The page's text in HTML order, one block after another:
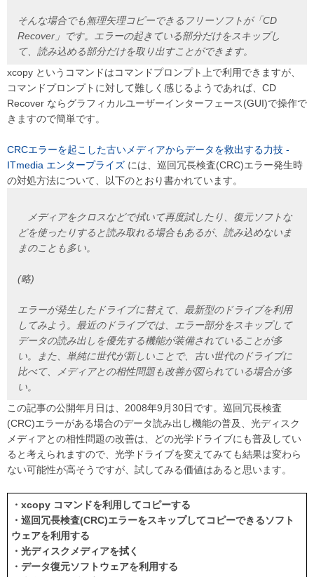
そんな場合でも無理矢理コピーできるフリーソフトが「CD
Recover」です。エラーの起きている部分だけをスキップし
て、読み込める部分だけを取り出すことができます。
xcopy というコマンドはコマンドプロンプト上で利用できますが、
コマンドプロンプトに対して難しく感じるようであれば、CD
Recover ならグラフィカルユーザーインターフェース(GUI)で操作で
きますので簡単です。
CRCエラーを起こした古いメディアからデータを救出する力技 -
ITmedia エンタープライズ には、巡回冗長検査(CRC)エラー発生時
の対処方法について、以下のとおり書かれています。
メディアをクロスなどで拭いて再度試したり、復元ソフトな
どを使ったりすると読み取れる場合もあるが、読み込めないま
まのことも多い。
(略)
エラーが発生したドライブに替えて、最新型のドライブを利用
してみよう。最近のドライブでは、エラー部分をスキップして
データの読み出しを優先する機能が装備されていることが多
い。また、単純に世代が新しいことで、古い世代のドライブに
比べて、メディアとの相性問題も改善が図られている場合が多
い。
この記事の公開年月日は、2008年9月30日です。巡回冗長検査
(CRC)エラーがある場合のデータ読み出し機能の普及、光ディスク
メディアとの相性問題の改善は、どの光学ドライブにも普及してい
ると考えられますので、光学ドライブを変えてみても結果は変わら
ない可能性が高そうですが、試してみる価値はあると思います。
・xcopy コマンドを利用してコピーする
・巡回冗長検査(CRC)エラーをスキップしてコピーできるソフト
ウェアを利用する
・光ディスクメディアを拭く
・データ復元ソフトウェアを利用する